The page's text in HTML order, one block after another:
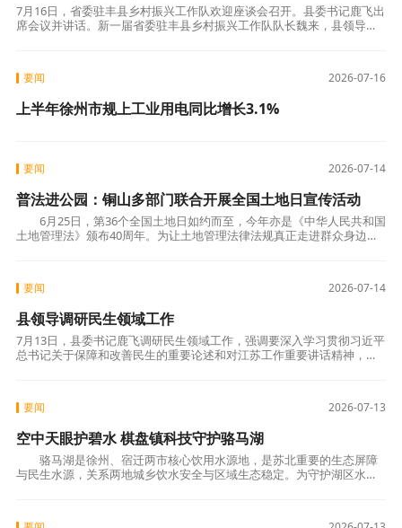
7月16日，省委驻丰县乡村振兴工作队欢迎座谈会召开。县委书记鹿飞出
席会议并讲话。新一届省委驻丰县乡村振兴工作队队长魏来，县领导韩
2026-07-16
要闻
上半年徐州市规上工业用电同比增长3.1%
2026-07-14
要闻
普法进公园：铜山多部门联合开展全国土地日宣传活动
6月25日，第36个全国土地日如约而至，今年亦是《中华人民共和国
土地管理法》颁布40周年。为让土地管理法律法规真正走进群众身边，
2026-07-14
要闻
县领导调研民生领域工作
7月13日，县委书记鹿飞调研民生领域工作，强调要深入学习贯彻习近平
总书记关于保障和改善民生的重要论述和对江苏工作重要讲话精神，聚
2026-07-13
要闻
空中天眼护碧水 棋盘镇科技守护骆马湖
骆马湖是徐州、宿迁两市核心饮用水源地，是苏北重要的生态屏障
与民生水源，关系两地城乡饮水安全与区域生态稳定。为守护湖区水质